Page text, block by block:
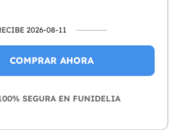
2026-08-11
COMPRAR AHORA
SEGURA EN FUNIDELIA